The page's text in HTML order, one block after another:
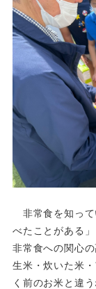
非常食を知って
べたことがある
非常食への関心の
生米・炊いた米
く前のお米と違